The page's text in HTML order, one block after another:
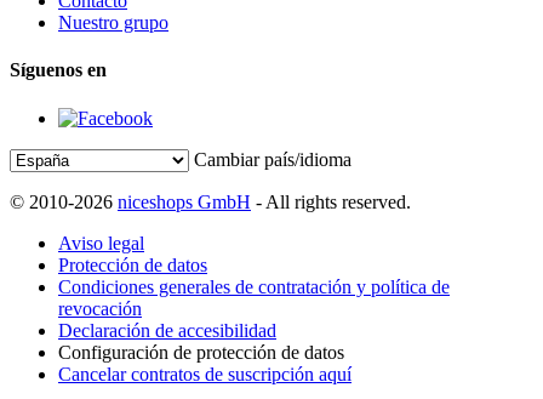
Nuestro grupo
Síguenos en
Cambiar país/idioma
© 2010-2026 niceshops GmbH - All rights reserved.
Aviso legal
Protección de datos
Condiciones generales de contratación y política de
revocación
Declaración de accesibilidad
Configuración de protección de datos
Cancelar contratos de suscripción aquí